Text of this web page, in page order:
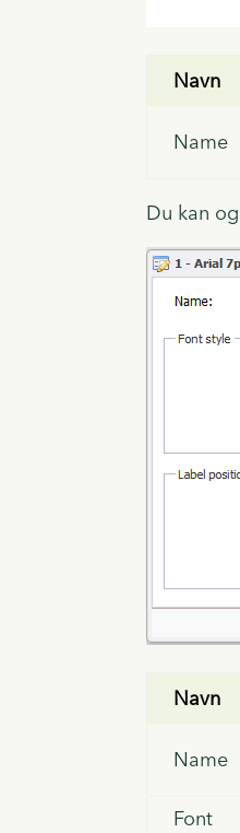
Navn
Name
Du kan
Navn
Name
Font